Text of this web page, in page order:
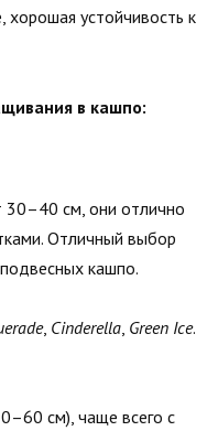
хорошая устойчивость к
в кашпо:
см, они отлично
Отличный выбор
кашпо.
, Cinderella, Green Ice.
см), чаще всего с